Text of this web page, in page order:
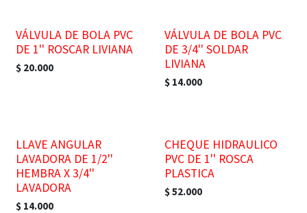
VÁLVULA DE BOLA PVC
DE 1'' ROSCAR LIVIANA
$ 20.000
VÁLVULA DE BOLA PVC
DE 3/4'' SOLDAR
LIVIANA
$ 14.000
LLAVE ANGULAR
LAVADORA DE 1/2''
HEMBRA X 3/4''
LAVADORA
$ 14.000
CHEQUE HIDRAULICO
PVC DE 1'' ROSCA
PLASTICA
$52.000